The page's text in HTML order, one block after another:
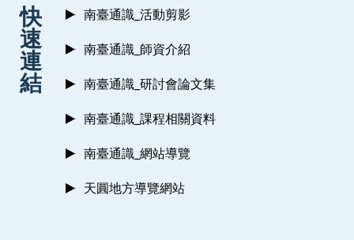
快
速
連
結
南臺通識_活動剪影
南臺通識_師資介紹
南臺通識_研討會論文集
南臺通識_課程相關資料
南臺通識_網站導覽
天圓地方導覽網站